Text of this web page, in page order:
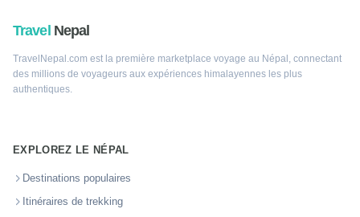
Travel Nepal
TravelNepal.com est la première marketplace voyage au Népal, connectant
des millions de voyageurs aux expériences himalayennes les plus
authentiques.
EXPLOREZ LE NÉPAL
Destinations populaires
Itinéraires de trekking